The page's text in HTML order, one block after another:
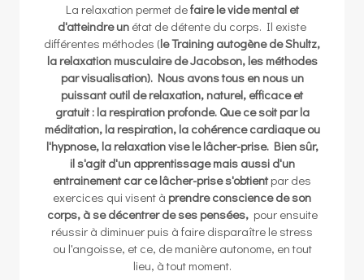
La relaxation permet defaire le vide mental et
d'atteindre un état de détente du corps. Il existe
différentes méthodes (le Training autogène de Shultz,
la relaxation musculaire de Jacobson, les méthodes
par visualisation). Nous avons tous en nous un
puissant outil de relaxation, naturel, efficace et
gratuit : la respiration profonde. Que ce soit par la
méditation, la respiration, la cohérence cardiaque ou
l'hypnose, la relaxation vise le lâcher-prise. Bien sûr,
il s'agit d'un apprentissage mais aussi d'un
entrainement car ce lâcher-prise s'obtientpar des
exercices qui visent à prendre conscience de son
corps, à se décentrer de ses pensées,pour ensuite
réussir à diminuer puis à faire disparaître le stress
ou l'angoisse, et ce, de manière autonome, en tout
lieu, à tout moment.